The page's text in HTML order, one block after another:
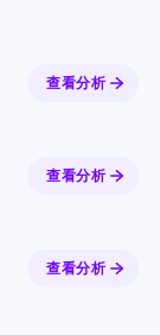
查看分析
查看分析
查看分析